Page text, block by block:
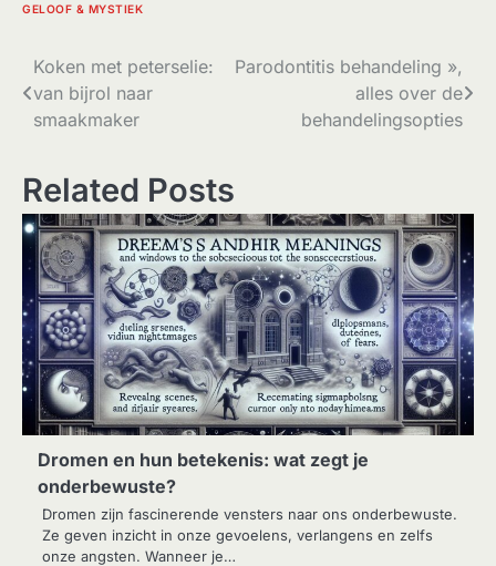
GELOOF & MYSTIEK
Bericht
navigatie
Koken met peterselie:
van bijrol naar
smaakmaker
Parodontitis behandeling »,
alles over de
behandelingsopties
Related Posts
Dromen en hun betekenis: wat zegt je
onderbewuste?
Dromen zijn fascinerende vensters naar ons onderbewuste.
Ze geven inzicht in onze gevoelens, verlangens en zelfs
onze angsten. Wanneer je…